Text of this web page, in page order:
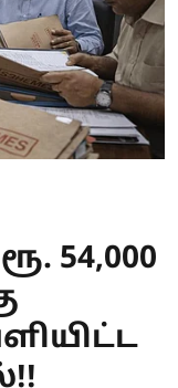
54,000